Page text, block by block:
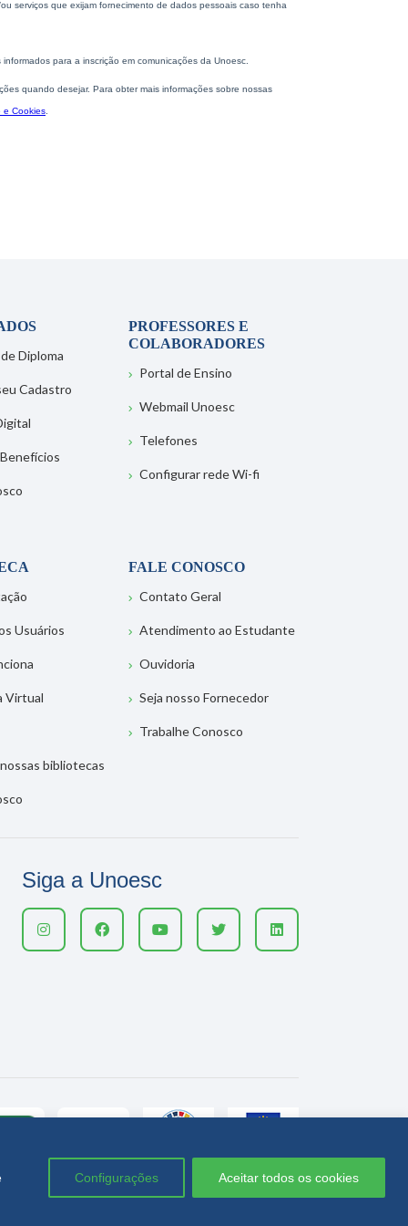
Configurações Aceitar todos os cookies
Diploma
Cadastro
PROFESSORES E
COLABORADORES
Portal de Ensino
Webmail Unoesc
Telefones
Configurar rede Wi-fi
Usuários
Virtual
bibliotecas
FALE CONOSCO
Contato Geral
Atendimento ao Estudante
Ouvidoria
Seja nosso Fornecedor
Trabalhe Conosco
Siga a Unoesc
Política de privacidade